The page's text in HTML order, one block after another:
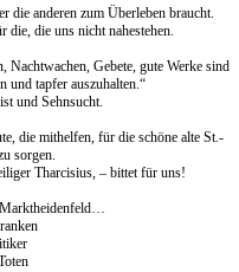
die anderen zum Überleben braucht.
die uns nicht nahestehen.
Nachtwachen, Gebete, gute Werke sind
und tapfer auszuhalten.“
und Sehnsucht.
die mithelfen, für die schöne alte St.-
sorgen.
Tharcisius, – bittet für uns!